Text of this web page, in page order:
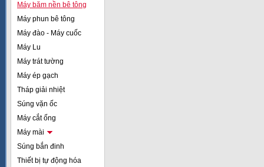
Máy băm nền bê tông
Máy phun bê tông
Máy đào - Máy cuốc
Máy Lu
Máy trát tường
Máy ép gạch
Tháp giải nhiệt
Súng vặn ốc
Máy cắt ống
Máy mài
Súng bắn đinh
Thiết bị tự động hóa